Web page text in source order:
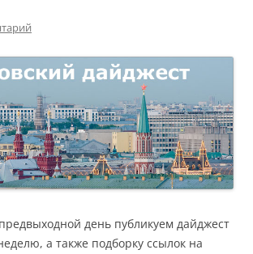
день публикуем дайджест
а также подборку ссылок на